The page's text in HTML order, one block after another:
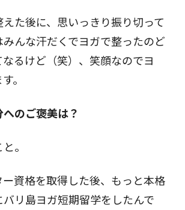
た後に、思いっきり振り切って
んな汗だくでヨガで整ったのど
るけど（笑）、笑顔なのでヨ
。
へのご褒美は？
。
資格を取得した後、もっと本格
リ島ヨガ短期留学をしたんで